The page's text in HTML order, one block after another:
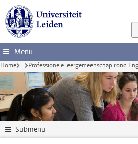
Ga direct naar de inhoud
Menu
Home ... Professionele leergemeenschap rond
Submenu